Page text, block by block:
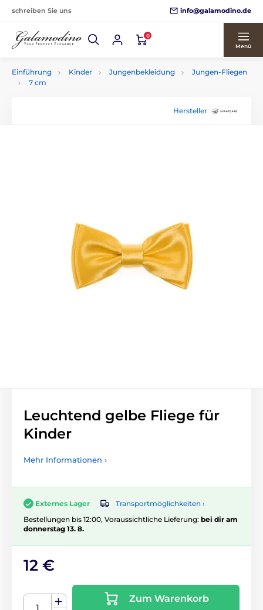
schreiben Sie uns info@galamodino.de
0
Menü
Einführung Kinder Jungenbekleidung
Jungen-Fliegen
7 cm
Hersteller
Leuchtend gelbe Fliege für
Kinder
Mehr Informationen ›
Externes Lager
Transportmöglichkeiten ›
Bestellungen bis 12:00, Voraussichtliche Lieferung: bei dir am
donnerstag 13. 8.
12 €
Zum Warenkorb